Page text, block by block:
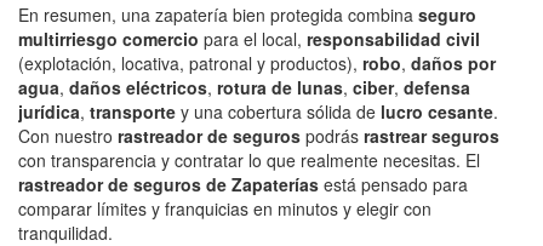
En resumen, una zapatería bien protegida combina seguro
multirriesgo comercio para el local, responsabilidad civil
(explotación, locativa, patronal y productos), robo, daños por
agua, daños eléctricos, rotura de lunas, ciber, defensa
jurídica, transporte y una cobertura sólida de lucro cesante.
Con nuestro rastreador de seguros podrás rastrear seguros
con transparencia y contratar lo que realmente necesitas. El
rastreador de seguros de Zapaterías está pensado para
comparar límites y franquicias en minutos y elegir con
tranquilidad.